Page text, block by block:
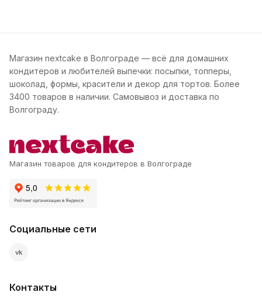
Магазин nextcake в Волгограде — всё для домашних
кондитеров и любителей выпечки: посыпки, топперы,
шоколад, формы, красители и декор для тортов. Более
3400 товаров в наличии. Самовывоз и доставка по
Волгограду.
Магазин товаров для кондитеров в Волгограде
Социальные сети
vk
Контакты